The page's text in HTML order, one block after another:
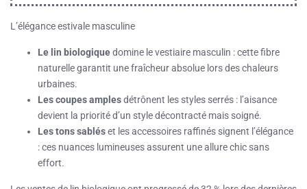
L’élégance estivale masculine
Le lin biologiquedomine le vestiaire masculin : cette fibre
naturelle garantit une fraîcheur absolue lors des chaleurs
urbaines.
Les coupes amplesdétrônent les styles serrés : l’aisance
devient la priorité d’un style décontracté mais soigné.
Les tons sabléset les accessoires raffinés signent l’élégance
: ces nuances lumineuses assurent une allure chic sans
effort.